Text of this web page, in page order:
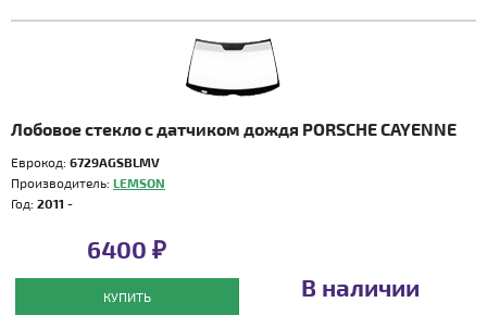
Лобовое стекло с датчиком дождя PORSCHE CAYENNE
Еврокод: 6729AGSBLMV
Производитель: LEMSON
Год: 2011 -
6400 ₽
КУПИТЬ В наличии